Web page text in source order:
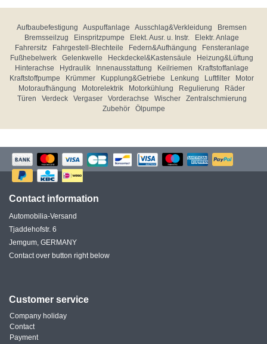
Aufbaubefestigung Auspuffanlage Ausschlag&Verkleidung
Bremsen
Bremsseilzug
Einspritzpumpe Elekt. Ausr. u. Instr.
Elektr. Anlage
Fahrersitz
Fahrgestell-Blechteile Federn&Aufhängung
Fensteranlage
Fußhebelwerk
Gelenkwelle Heckdeckel&Kastensäule
Heizung&Lüftung
Hinterachse
Hydraulik Innenausstattung Keilriemen
Kraftstoffanlage
Kraftstoffpumpe
Krümmer Kupplung&Getriebe Lenkung Luftfilter
Motor
Motoraufhängung
Motorelektrik Motorkühlung Regulierung
Räder
Türen
Verdeck Vergaser Vorderachse Wischer
Zentralschmierung
Zubehör
Ölpumpe
Contact information
Automobilia-Versand
Tjaddehofstr. 6
Jemgum, GERMANY
Contact over button right below
Customer service
Company holiday
Contact
Payment